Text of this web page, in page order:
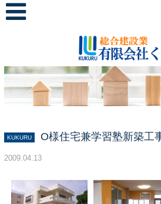
KUKURU O様住宅兼学習塾新築工
2009.04.13